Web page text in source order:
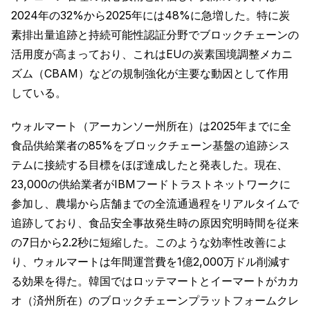
2024年の32%から2025年には48%に急増した。特に炭
素排出量追跡と持続可能性認証分野でブロックチェーンの
活用度が高まっており、これはEUの炭素国境調整メカニ
ズム（CBAM）などの規制強化が主要な動因として作用
している。
ウォルマート（アーカンソー州所在）は2025年までに全
食品供給業者の85%をブロックチェーン基盤の追跡シス
テムに接続する目標をほぼ達成したと発表した。現在、
23,000の供給業者がIBMフードトラストネットワークに
参加し、農場から店舗までの全流通過程をリアルタイムで
追跡しており、食品安全事故発生時の原因究明時間を従来
の7日から2.2秒に短縮した。このような効率性改善によ
り、ウォルマートは年間運営費を1億2,000万ドル削減す
る効果を得た。韓国ではロッテマートとイーマートがカカ
オ（済州所在）のブロックチェーンプラットフォームクレ